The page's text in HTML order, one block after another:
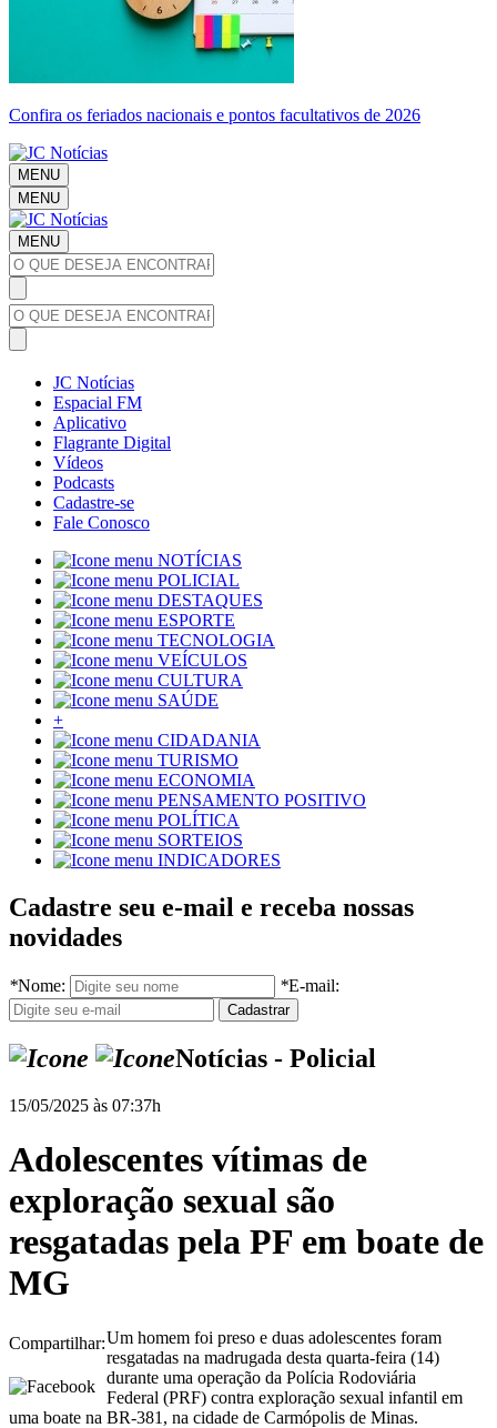
Confira os feriados nacionais e pontos facultativos de 2026
MENU
MENU
MENU
JC Notícias
Espacial FM
Aplicativo
Flagrante Digital
Vídeos
Podcasts
Cadastre-se
Fale Conosco
NOTÍCIAS
POLICIAL
DESTAQUES
ESPORTE
TECNOLOGIA
VEÍCULOS
CULTURA
SAÚDE
+
CIDADANIA
TURISMO
ECONOMIA
PENSAMENTO POSITIVO
POLÍTICA
SORTEIOS
INDICADORES
Cadastre seu e-mail e receba nossas
novidades
*Nome: *E-mail:
Notícias - Policial
15/05/2025 às 07:37h
Adolescentes vítimas de
exploração sexual são
resgatadas pela PF em boate de
MG
Compartilhar:Um homem foi preso e duas adolescentes foram
resgatadas na madrugada desta quarta-feira (14)
durante uma operação da Polícia Rodoviária
Federal (PRF) contra exploração sexual infantil em
uma boate na BR-381, na cidade de Carmópolis de Minas.